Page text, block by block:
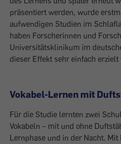
präsentiert werden, wurde
aufwendi­gen Studien im
haben Forscherinnen und
Universitätsklinikum im
dieser Effekt sehr einfach erzielt
Vokabel-Lernen mit
Für die Studie lernten zwei
Vokabeln – mit und ohne
Lernphase und in der Nacht.